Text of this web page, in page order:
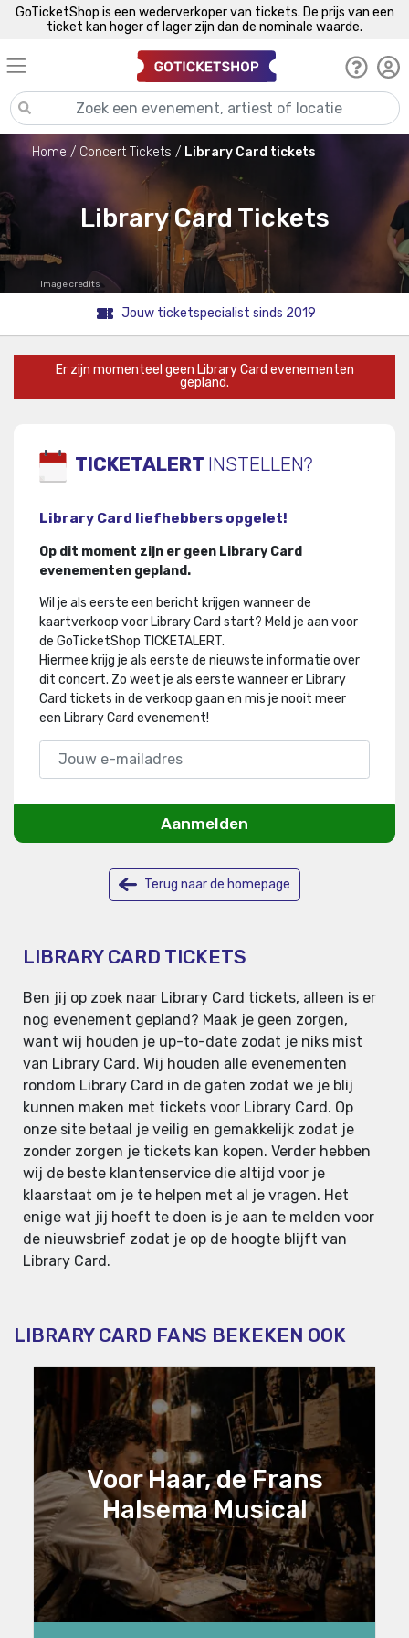
GoTicketShop is een wederverkoper van tickets. De prijs van een
ticket kan hoger of lager zijn dan de nominale waarde.
Home Concert Tickets Library Card tickets
Library Card Tickets
Image credits
Jouw ticketspecialist sinds 2019
Er zijn momenteel geen Library Card evenementen
gepland.
TICKETALERT INSTELLEN?
Library Card liefhebbers opgelet!
Op dit moment zijn er geen Library Card
evenementen gepland.
Wil je als eerste een bericht krijgen wanneer de
kaartverkoop voor Library Card start? Meld je aan voor
de GoTicketShop TICKETALERT.
Hiermee krijg je als eerste de nieuwste informatie over
dit concert. Zo weet je als eerste wanneer er Library
Card tickets in de verkoop gaan en mis je nooit meer
een Library Card evenement!
Aanmelden
Terug naar de homepage
LIBRARY CARD TICKETS
Ben jij op zoek naar Library Card tickets, alleen is er
nog evenement gepland? Maak je geen zorgen,
want wij houden je up-to-date zodat je niks mist
van Library Card. Wij houden alle evenementen
rondom Library Card in de gaten zodat we je blij
kunnen maken met tickets voor Library Card. Op
onze site betaal je veilig en gemakkelijk zodat je
zonder zorgen je tickets kan kopen. Verder hebben
wij de beste klantenservice die altijd voor je
klaarstaat om je te helpen met al je vragen. Het
enige wat jij hoeft te doen is je aan te melden voor
de nieuwsbrief zodat je op de hoogte blijft van
Library Card.
LIBRARY CARD FANS BEKEKEN OOK
Voor Haar, de Frans
Halsema Musical